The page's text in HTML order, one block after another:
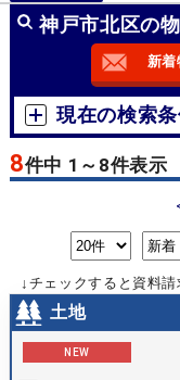
神戸市北区の
新着
現在の検索
8件中 1～8件表示
↓チェックすると資料
土地
NEW